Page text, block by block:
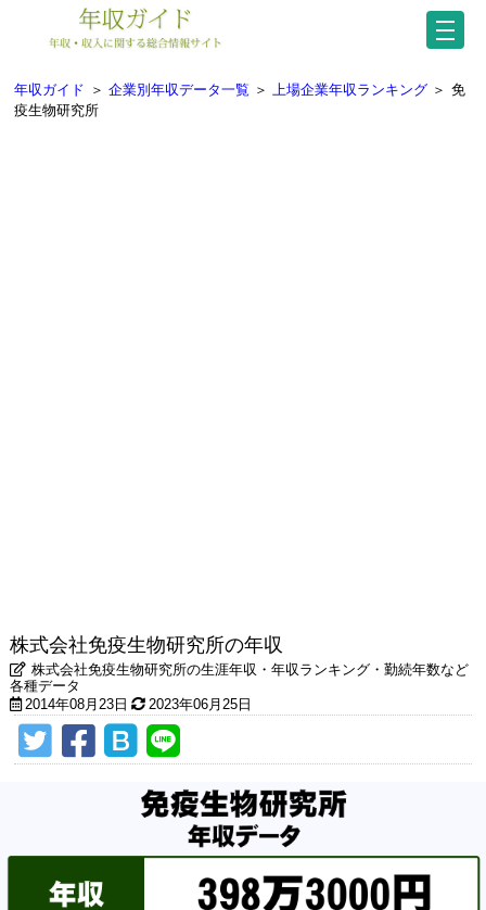
年収ガイド ＞ 企業別年収データ一覧 ＞ 上場企業年収ランキング ＞ 免
疫生物研究所
株式会社免疫生物研究所の年収
株式会社免疫生物研究所の生涯年収・年収ランキング・勤続年数など
各種データ
2014年08月23日
2023年06月25日